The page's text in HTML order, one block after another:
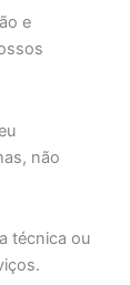
e
não
técnica ou